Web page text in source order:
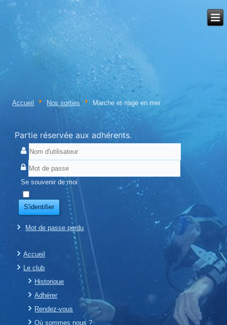
Accueil Nos sorties Marche et nage en mer
Partie réservée aux adhérents.
Se souvenir de moi
S'identifier
Mot de passe perdu
Accueil
Le club
Historique
Adhérer
Rendez-vous
Où sommes nous ?